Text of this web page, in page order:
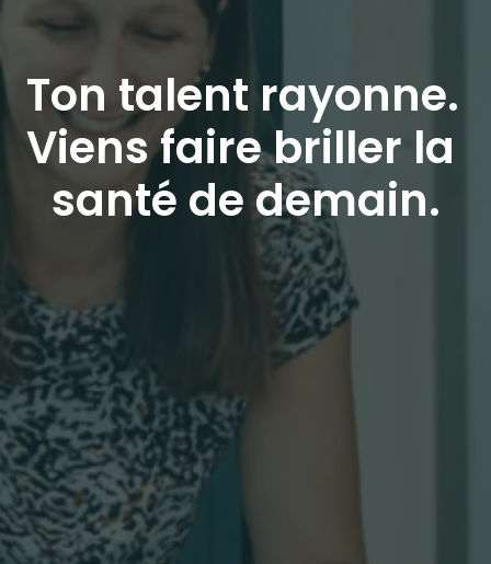
Ton talent rayonne.
Viens faire briller la
santé de demain.